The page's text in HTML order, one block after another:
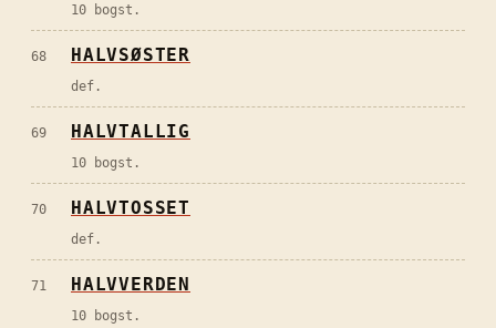
10 bogst.
68 HALVSØSTER
def.
69 HALVTALLIG
10 bogst.
70 HALVTOSSET
def.
71 HALVVERDEN
10 bogst.